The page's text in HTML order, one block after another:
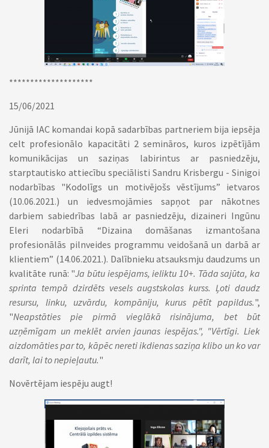
********************
15/06/2021
Jūnijā IAC komandai kopā sadarbības partneriem bija iepsēja
celt profesionālo kapacitāti 2 semināros, kuros izpētījām
komunikācijas un saziņas labirintus ar pasniedzēju,
starptautisko attiecību speciālisti Sandru Krisbergu - Sinigoi
nodarbības "Kodolīgs un motivējošs vēstījums” ietvaros
(10.06.2021.) un iedvesmojāmies sapņot par nākotnes
darbiem sabiedrības labā ar pasniedzēju, dizaineri Ingūnu
Eleri nodarbībā “Dizaina domāšanas izmantošana
profesionālās pilnveides programmu veidošanā un darbā ar
klientiem” (14.06.2021.). Dalībnieku atsauksmju daudzums un
kvalitāte runā: "Ja būtu iespējams, ieliktu 10+. Tāda sajūta, ka
sprinta tempā dzirdēts vesels augstskolas kurss. Ļoti daudz
resursu, linku, uzvārdu, kompāniju, kurus pētīt papildus.",
"Neapstāties pie pirmā vieglākā risinājuma, bet būt
uzņēmīgam un meklēt arvien jaunas iespējas.", "Vērtīgi. Liek
aizdomāties par to, kāpēc nereti ikdienas saziņa klibo un ko var
darīt, lai to nepieļautu."
Novērtējam iespēju augt!